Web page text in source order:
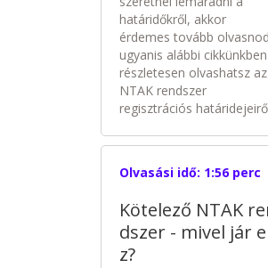
határidőkről, akkor
érdemes tovább
ugyanis alábbi cikkünkben
részletesen olvashatsz az
NTAK rendszer
regisztrációs
Olvasási idő: 1:56 perc
Kötelező NTAK
dszer - mivel jár e
z?